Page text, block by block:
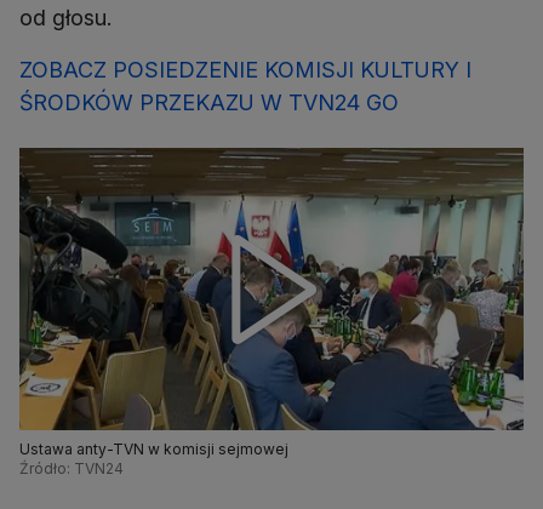
od głosu.
ZOBACZ POSIEDZENIE KOMISJI KULTURY I
ŚRODKÓW PRZEKAZU W TVN24 GO
Ustawa anty-TVN w komisji sejmowej
Źródło: TVN24